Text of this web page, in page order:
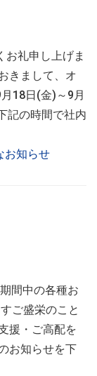
お礼申し上げま
きまして、オ
18日(金)～9月
記の時間で社内
お知らせ
間中の各種お
ご盛栄のこと
援・ご高配を
お知らせを下